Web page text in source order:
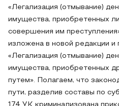
«Легализация (отмывание)
имущества, приобретенных
совершения им
изложена в новой редакции и
«Легализация (отмывание)
имущества, приобретенных
путем». Полагаем, что
пути, разделив составы по